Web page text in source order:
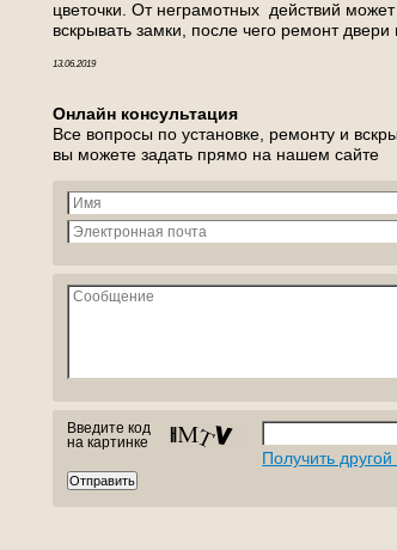
цветочки. От неграмотных действий
вскрывать замки, после чего ремонт
13.06.2019
Онлайн консультация
Все вопросы по установке, ремонту и
вы можете задать прямо на нашем сайте
Введите код
на картинке
Получить другой